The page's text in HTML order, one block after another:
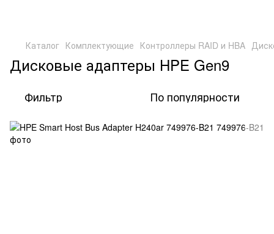
Каталог Комплектующие Контроллеры RAID и HBA
Дисковые адаптеры HPE Gen9
Фильтр По популярности